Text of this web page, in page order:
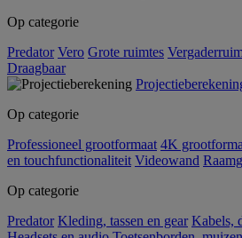
Op categorie
Predator Vero Grote ruimtes
Draagbaar
Op categorie
Professioneel grootformaat 4K
en touchfunctionaliteit Videowand
Op categorie
Predator Kleding, tassen en gear Kabels,